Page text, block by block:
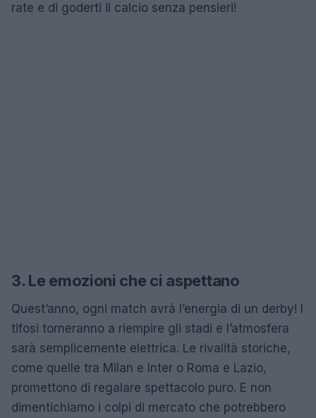
rate e di goderti il calcio senza pensieri!
3. Le emozioni che ci aspettano
Quest’anno, ogni match avrà l’energia di un derby! I
tifosi torneranno a riempire gli stadi e l’atmosfera
sarà semplicemente elettrica. Le rivalità storiche,
come quelle tra Milan e Inter o Roma e Lazio,
promettono di regalare spettacolo puro. E non
dimentichiamo i colpi di mercato che potrebbero